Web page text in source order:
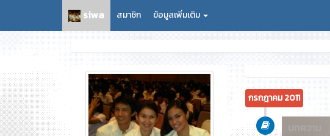
siwa สมาชิก ข้อมูลเพิ่มเติม
กรกฎาคม 2011
บทความ